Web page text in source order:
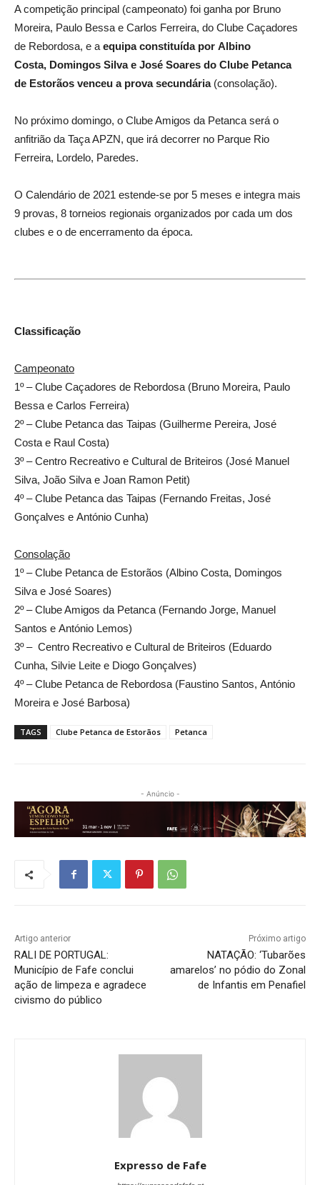
A competição principal (campeonato) foi ganha por Bruno
Moreira, Paulo Bessa e Carlos Ferreira, do Clube Caçadores
de Rebordosa, e a equipa constituída por Albino
Costa, Domingos Silva e José Soares do Clube Petanca
de Estorãos venceu a prova secundária(consolação).
No próximo domingo, o Clube Amigos da Petanca será o
anfitrião da Taça APZN, que irá decorrer no Parque Rio
Ferreira, Lordelo, Paredes.
O Calendário de 2021 estende-se por 5 meses e integra mais
9 provas, 8 torneios regionais organizados por cada um dos
clubes e o de encerramento da época.
Classificação
Campeonato
1º – Clube Caçadores de Rebordosa (Bruno Moreira, Paulo
Bessa e Carlos Ferreira)
2º – Clube Petanca das Taipas (Guilherme Pereira, José
Costa e Raul Costa)
3º – Centro Recreativo e Cultural de Briteiros (José Manuel
Silva, João Silva e Joan Ramon Petit)
4º – Clube Petanca das Taipas (Fernando Freitas, José
Gonçalves e António Cunha)
Consolação
1º – Clube Petanca de Estorãos (Albino Costa, Domingos
Silva e José Soares)
2º – Clube Amigos da Petanca (Fernando Jorge, Manuel
Santos e António Lemos)
3º – Centro Recreativo e Cultural de Briteiros (Eduardo
Cunha, Silvie Leite e Diogo Gonçalves)
4º – Clube Petancade Rebordosa (Faustino Santos, António
Moreira e José Barbosa)
TAGS Clube Petanca de Estorãos Petanca
- Anúncio -
Artigo anterior
RALI DE PORTUGAL:
Município de Fafe conclui
ação de limpeza e agradece
civismo do público
Próximo artigo
NATAÇÃO: ‘Tubarões
amarelos’ no pódio do Zonal
de Infantis em Penafiel
Expresso de Fafe